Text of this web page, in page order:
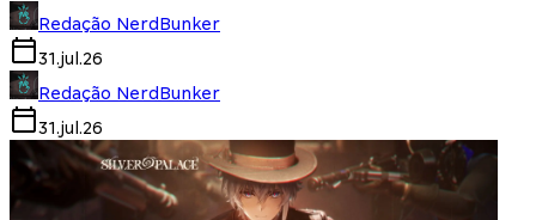
Redação NerdBunker
31.jul.26
Redação NerdBunker
31.jul.26